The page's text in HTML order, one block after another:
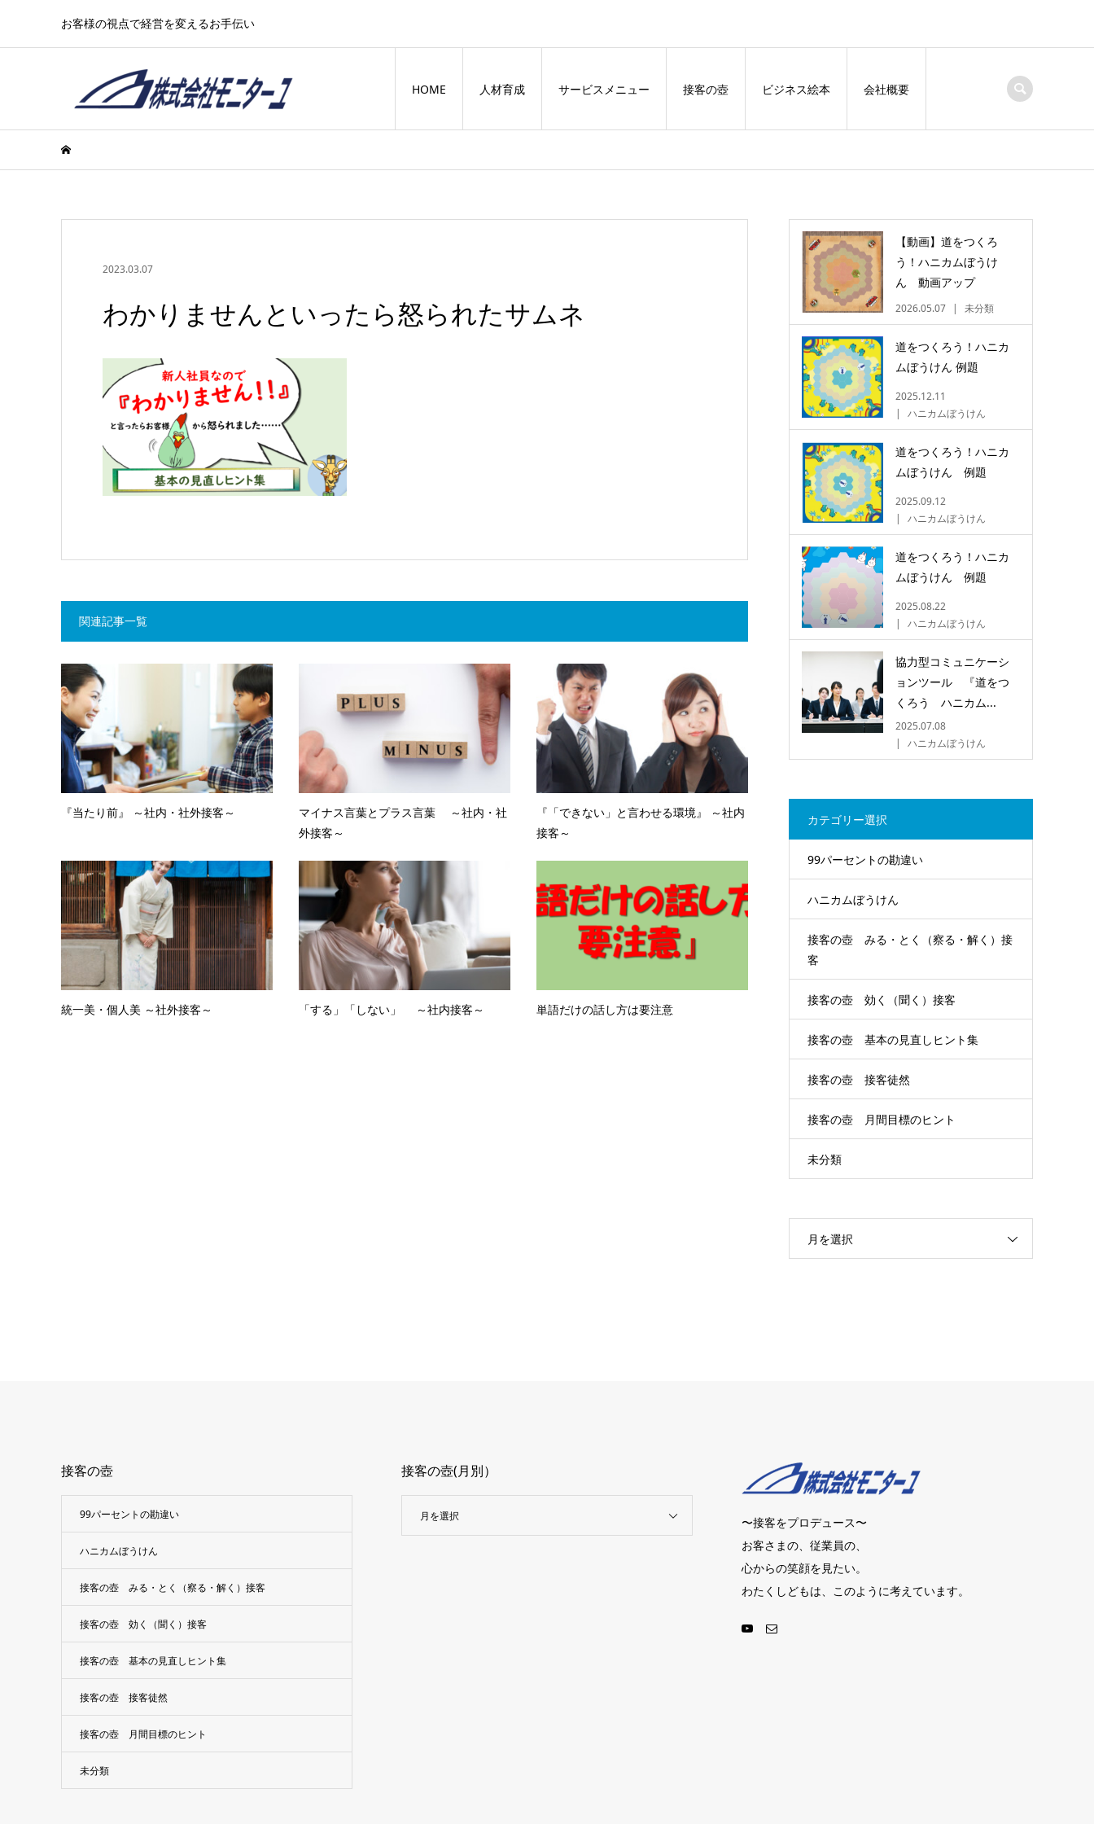
お客様の視点で経営を変えるお手伝い
HOME 人材育成 サービスメニュー 接客の壺 ビジネス絵本 会社概要
2023.03.07
わかりませんといったら怒られたサムネ
関連記事一覧
『当たり前』 ～社内・社外接客～
マイナス言葉とプラス言葉 ～社内・社
外接客～
『「できない」と言わせる環境』 ～社内
接客～
統一美・個人美 ～社外接客～ 「する」「しない」 ～社内接客～ 単語だけの話し方は要注意
【動画】道をつくろ
う！ハニカムぼうけ
ん 動画アップ
2026.05.07 未分類
道をつくろう！ハニカ
ムぼうけん 例題
2025.12.11
ハニカムぼうけん
道をつくろう！ハニカ
ムぼうけん 例題
2025.09.12
ハニカムぼうけん
道をつくろう！ハニカ
ムぼうけん 例題
2025.08.22
ハニカムぼうけん
協力型コミュニケーシ
ョンツール 『道をつ
くろう ハニカム...
2025.07.08
ハニカムぼうけん
カテゴリー選択
99パーセントの勘違い
ハニカムぼうけん
接客の壺 みる・とく（察る・解く）接
客
接客の壺 効く（聞く）接客
接客の壺 基本の見直しヒント集
接客の壺 接客徒然
接客の壺 月間目標のヒント
未分類
月を選択
接客の壺
99パーセントの勘違い
ハニカムぼうけん
接客の壺 みる・とく（察る・解く）接客
接客の壺 効く（聞く）接客
接客の壺 基本の見直しヒント集
接客の壺 接客徒然
接客の壺 月間目標のヒント
未分類
接客の壺(月別）
月を選択
〜接客をプロデュース〜
お客さまの、従業員の、
心からの笑顔を見たい。
わたくしどもは、このように考えています。